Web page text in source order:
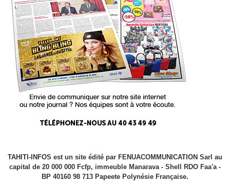
TAHITI-INFOS est un site édité par FENUACOMMUNICATION Sarl au
capital de 20 000 000 Fcfp, immeuble Manarava - Shell RDO Faa'a -
BP 40160 98 713 Papeete Polynésie Française.